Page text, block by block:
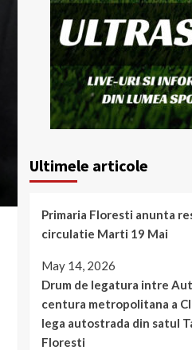
Ultimele articole
Primaria Floresti anunta
circulatie Marti 19 Mai
May 14, 2026
Drum de legatura intre
centura metropolitana a
lega autostrada din satul
Floresti